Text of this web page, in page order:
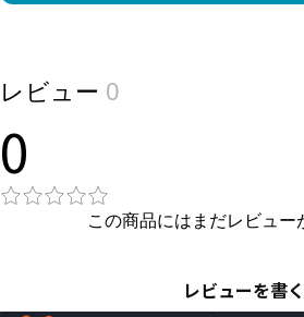
レビュー 0
0
この商品にはまだレビュー
レビューを書く